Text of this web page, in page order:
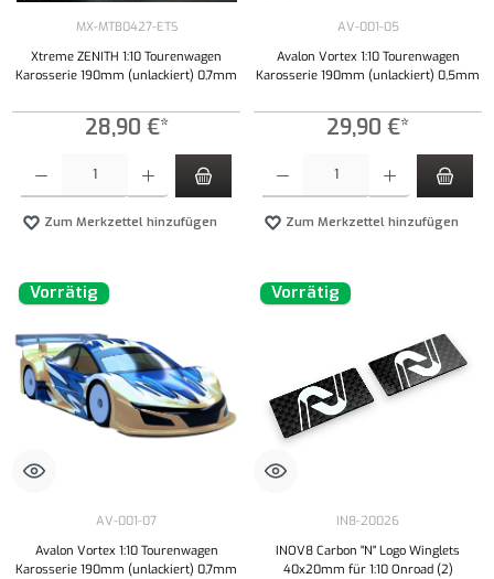
MX-MTB0427-ETS
Xtreme ZENITH 1:10 Tourenwagen
Karosserie 190mm (unlackiert) 0,7mm
28,90 €*
Zum Merkzettel hinzufügen
AV-001-05
Avalon Vortex 1:10 Tourenwagen
Karosserie 190mm (unlackiert) 0,5mm
29,90 €*
Zum Merkzettel hinzufügen
Vorrätig
AV-001-07
Avalon Vortex 1:10 Tourenwagen
Karosserie 190mm (unlackiert) 0,7mm
Vorrätig
IN8-20026
INOV8 Carbon "N" Logo Winglets
40x20mm für 1:10 Onroad (2)